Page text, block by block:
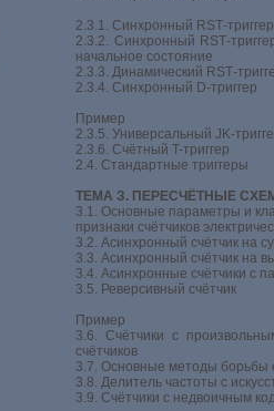
2.3.1. Синхронный RSТ-триггер
2.3.2. Синхронный RSТ-
начальное состояние
2.3.3. Динамический RSТ-
2.3.4. Синхронный D-триггер
Пример
2.3.5. Универсальный JK-
2.3.6. Счётный T-триггер
2.4. Стандартные триггеры
ТЕМА З. ПЕРЕСЧЁТНЫЕ
3.1. Основные параметры и
признаки счётчиков
3.2. Асинхронный счётчик на
3.3. Асинхронный счётчик на
3.4. Асинхронные счётчики с
3.5. Реверсивный счётчик
Пример
3.6. Счётчики с
счётчиков
3.7. Основные методы борьбы
3.8. Делитель частоты с
3.9. Счётчики с недвоичным